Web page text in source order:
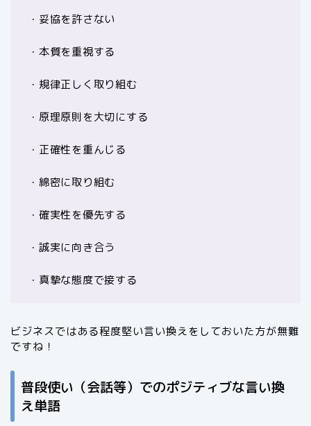
・妥協を許さない
・本質を重視する
・規律正しく取り組む
・原理原則を大切にする
・正確性を重んじる
・綿密に取り組む
・確実性を優先する
・誠実に向き合う
・真摯な態度で接する
ビジネスではある程度堅い言い換えをしておいた方が無難
ですね！
普段使い（会話等）でのポジティブな言い換
え単語